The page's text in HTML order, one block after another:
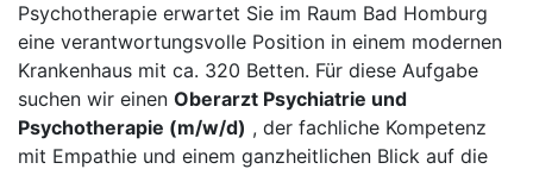
Psychotherapie erwartet Sie im Raum Bad Homburg
eine verantwortungsvolle Position in einem modernen
Krankenhaus mit ca. 320 Betten. Für diese Aufgabe
suchen wir einen Oberarzt Psychiatrie und
Psychotherapie (m/w/d) , der fachliche Kompetenz
mit Empathie und einem ganzheitlichen Blick auf die